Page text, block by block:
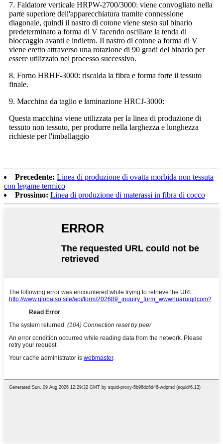
7. Faldatore verticale HRPW-2700/3000: viene convogliato nella
parte superiore dell'apparecchiatura tramite connessione
diagonale, quindi il nastro di cotone viene steso sul binario
predeterminato a forma di V facendo oscillare la tenda di
bloccaggio avanti e indietro. Il nastro di cotone a forma di V
viene eretto attraverso una rotazione di 90 gradi del binario per
essere utilizzato nel processo successivo.
8. Forno HRHF-3000: riscalda la fibra e forma forte il tessuto
finale.
9. Macchina da taglio e laminazione HRCJ-3000:
Questa macchina viene utilizzata per la linea di produzione di
tessuto non tessuto, per produrre nella larghezza e lunghezza
richieste per l'imballaggio
Precedente: Linea di produzione di ovatta morbida non tessuta
con legame termico
Prossimo: Linea di produzione di materassi in fibra di cocco